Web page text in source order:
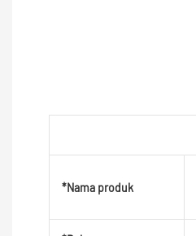
*Nama produk